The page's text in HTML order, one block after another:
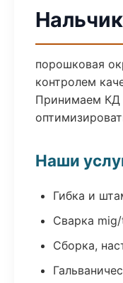
Нальчик
порошковая
контролем
Принимаем КД
Наши
Гибка и
Сварка
Сборка,